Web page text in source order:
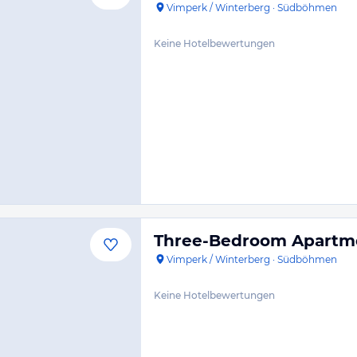
Vimperk / Winterberg · Südböhmen
Keine Hotelbewertungen
Three-Bedroom
Vimperk / Winterberg · Südböhmen
Keine Hotelbewertungen